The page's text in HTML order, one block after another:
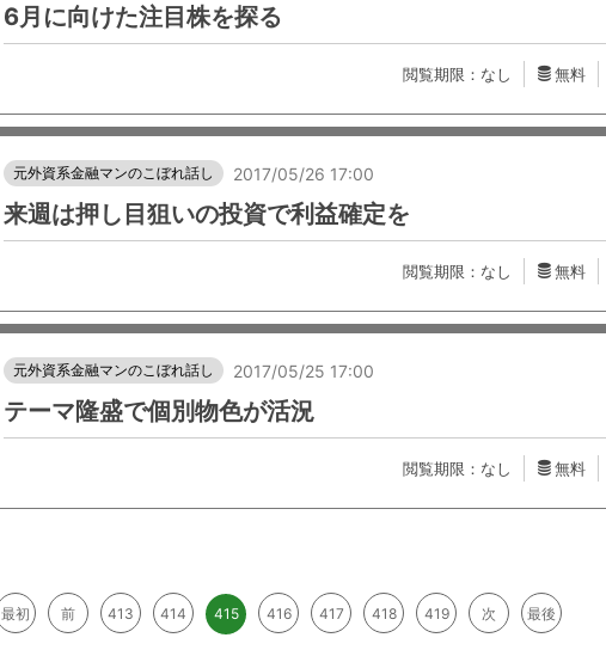
6月に向けた注目株を探る
無料
閲覧期限：なし
元外資系金融マンのこぼれ話し 2017/05/26 17:00
来週は押し目狙いの投資で利益確定を
無料
閲覧期限：なし
元外資系金融マンのこぼれ話し 2017/05/25 17:00
テーマ隆盛で個別物色が活況
無料
閲覧期限：なし
最初 前 413 414 415 416 417 418 419 次 最後